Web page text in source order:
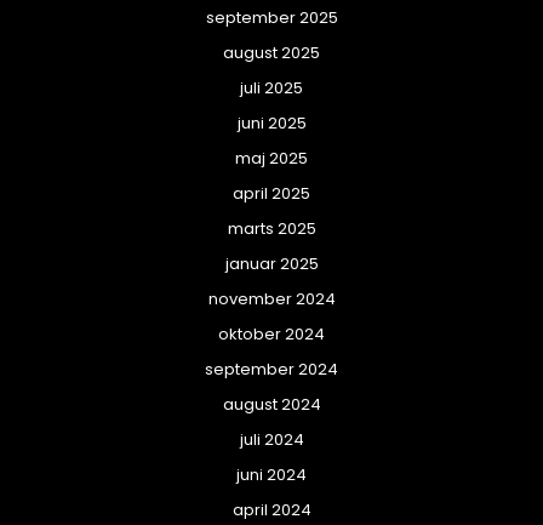
september 2025
august 2025
juli 2025
juni 2025
maj 2025
april 2025
marts 2025
januar 2025
november 2024
oktober 2024
september 2024
august 2024
juli 2024
juni 2024
april 2024